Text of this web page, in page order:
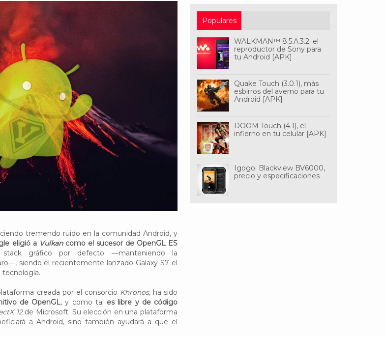
tremendo ruido en la comunidad Android, y
eligió a Vulkancomo el sucesor de OpenGL ES
gráfico por defecto —manteniendo la
siendo el recientemente lanzado Galaxy S7 el
tecnología.
creada por el consorcio Khronos, ha sido
de OpenGL, y como tal es libre y de código
12de Microsoft. Su elección en una plataforma
a Android, sino también ayudará a que el
Populares
WALKMAN™ 8.5.A.3.2; el
reproductor de Sony para
tu Android [APK]
Quake Touch (3.0.1), más
esbirros del averno para tu
Android [APK]
DOOM Touch (4.1), el
infierno en tu celular [APK]
Igogo: Blackview BV6000,
precio y especificaciones